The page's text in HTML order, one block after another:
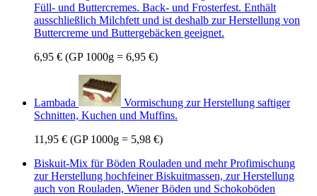
Füll- und Buttercremes. Back- und Frosterfest. Enthält
ausschließlich Milchfett und ist deshalb zur Herstellung von
Buttercreme und Buttergebäcken geeignet.
6,95 € (GP 1000g = 6,95 €)
Lambada
Vormischung zur Herstellung saftiger
Schnitten, Kuchen und Muffins.
11,95 € (GP 1000g = 5,98 €)
Biskuit-Mix für Böden Rouladen und mehr Profimischung
zur Herstellung hochfeiner Biskuitmassen, zur Herstellung
auch von Rouladen, Wiener Böden und Schokoböden